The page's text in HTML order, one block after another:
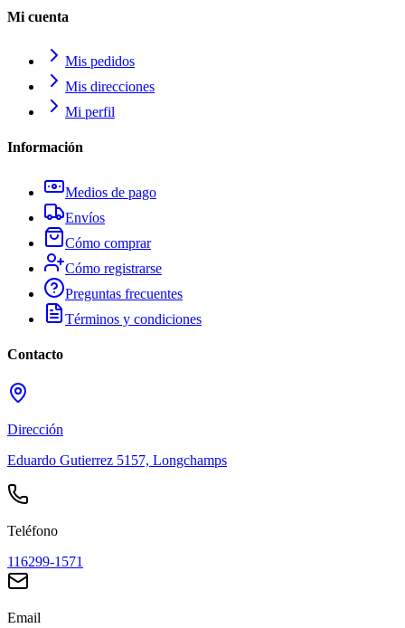
Mi cuenta
Mis pedidos
Mis direcciones
Mi perfil
Información
Medios de pago
Envíos
Cómo comprar
Cómo registrarse
Preguntas frecuentes
Términos y condiciones
Contacto
Dirección
Eduardo Gutierrez 5157, Longchamps
Teléfono
116299-1571
Email